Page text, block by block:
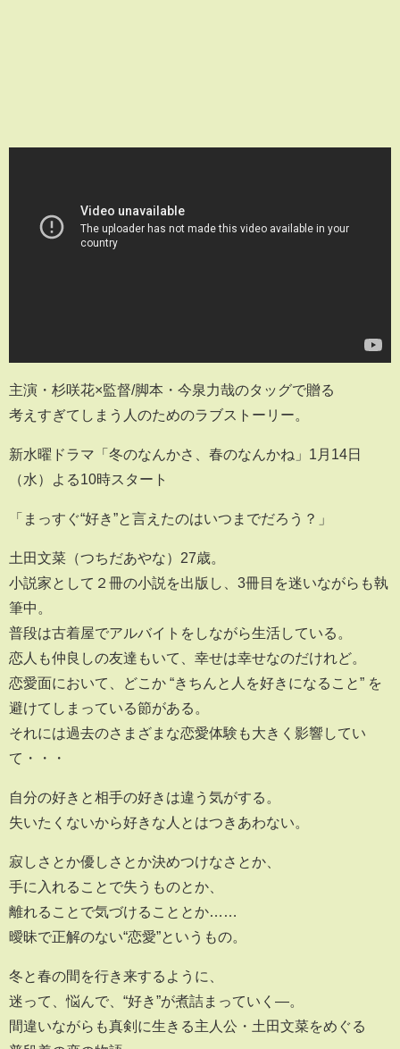
主演・杉咲花×監督/脚本・今泉力哉のタッグで贈る
考えすぎてしまう⼈のためのラブストーリー。
新水曜ドラマ「冬のなんかさ、春のなんかね」1月14日
（水）よる10時スタート
「まっすぐ“好き”と⾔えたのはいつまでだろう？」
⼟⽥⽂菜（つちだあやな）27歳。
⼩説家として２冊の小説を出版し、3冊目を迷いながらも執
筆中。
普段は古着屋でアルバイトをしながら生活している。
恋人も仲良しの友達もいて、幸せは幸せなのだけれど。
恋愛⾯において、どこか “きちんと⼈を好きになること” を
避けてしまっている節がある。
それには過去のさまざまな恋愛体験も⼤きく影響してい
て・・・
自分の好きと相手の好きは違う気がする。
失いたくないから好きな人とはつきあわない。
寂しさとか優しさとか決めつけなさとか、
手に入れることで失うものとか、
離れることで気づけることとか……
曖昧で正解のない“恋愛”というもの。
冬と春の間を⾏き来するように、
迷って、悩んで、“好き”が煮詰まっていく—。
間違いながらも真剣に⽣きる主⼈公・⼟⽥⽂菜をめぐる